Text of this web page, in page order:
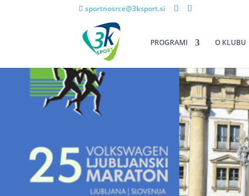
sportnosrce@3ksport.si
PROGRAMI O KLUBU